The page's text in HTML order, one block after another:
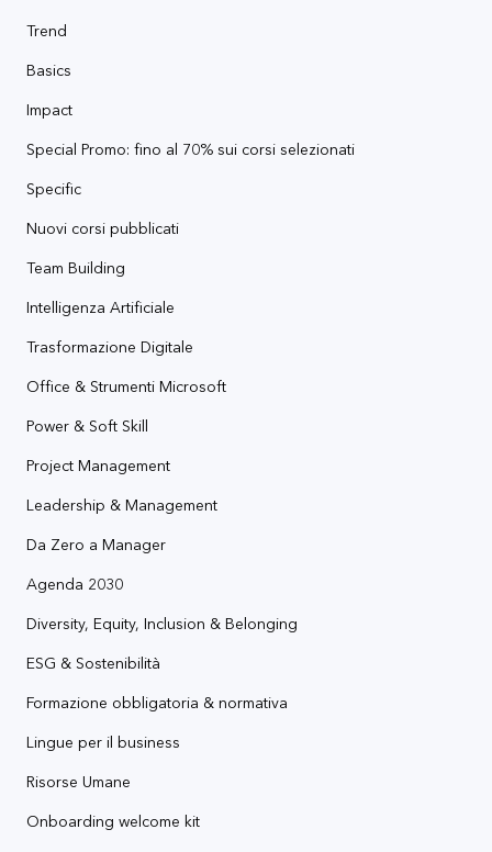
Trend
Basics
Impact
Special Promo: fino al 70% sui corsi selezionati
Specific
Nuovi corsi pubblicati
Team Building
Intelligenza Artificiale
Trasformazione Digitale
Office & Strumenti Microsoft
Power & Soft Skill
Project Management
Leadership & Management
Da Zero a Manager
Agenda 2030
Diversity, Equity, Inclusion & Belonging
ESG & Sostenibilità
Formazione obbligatoria & normativa
Lingue per il business
Risorse Umane
Onboarding welcome kit